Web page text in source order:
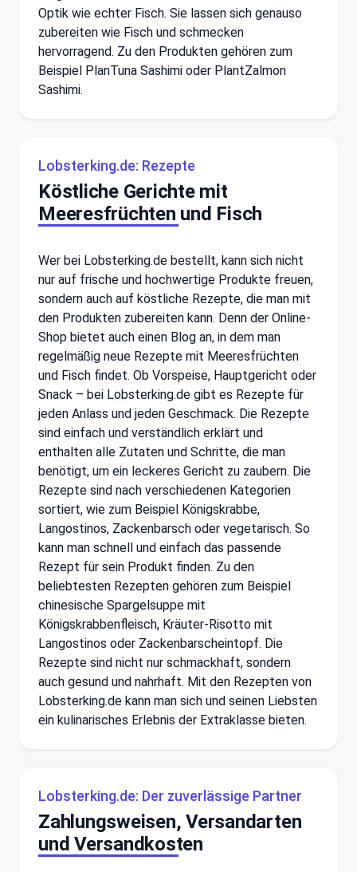
Optik wie echter Fisch. Sie lassen sich genauso
zubereiten wie Fisch und schmecken
hervorragend. Zu den Produkten gehören zum
Beispiel PlanTuna Sashimi oder PlantZalmon
Sashimi.
Lobsterking.de: Rezepte
Köstliche Gerichte mit
Meeresfrüchten und Fisch
Wer bei Lobsterking.de bestellt, kann sich nicht
nur auf frische und hochwertige Produkte freuen,
sondern auch auf köstliche Rezepte, die man mit
den Produkten zubereiten kann. Denn der Online-
Shop bietet auch einen Blog an, in dem man
regelmäßig neue Rezepte mit Meeresfrüchten
und Fisch findet. Ob Vorspeise, Hauptgericht oder
Snack – bei Lobsterking.de gibt es Rezepte für
jeden Anlass und jeden Geschmack. Die Rezepte
sind einfach und verständlich erklärt und
enthalten alle Zutaten und Schritte, die man
benötigt, um ein leckeres Gericht zu zaubern. Die
Rezepte sind nach verschiedenen Kategorien
sortiert, wie zum Beispiel Königskrabbe,
Langostinos, Zackenbarsch oder vegetarisch. So
kann man schnell und einfach das passende
Rezept für sein Produkt finden. Zu den
beliebtesten Rezepten gehören zum Beispiel
chinesische Spargelsuppe mit
Königskrabbenfleisch, Kräuter-Risotto mit
Langostinos oder Zackenbarscheintopf. Die
Rezepte sind nicht nur schmackhaft, sondern
auch gesund und nahrhaft. Mit den Rezepten von
Lobsterking.de kann man sich und seinen Liebsten
ein kulinarisches Erlebnis der Extraklasse bieten.
Lobsterking.de: Der zuverlässige Partner
Zahlungsweisen, Versandarten
und Versandkosten